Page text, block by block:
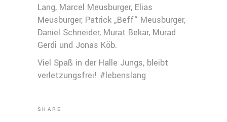
Lang, Marcel Meusburger, Elias
Meusburger, Patrick „Beff“ Meusburger,
Daniel Schneider, Murat Bekar, Murad
Gerdi und Jonas Köb.
Viel Spaß in der Halle Jungs, bleibt
verletzungsfrei! #lebenslang
SHARE